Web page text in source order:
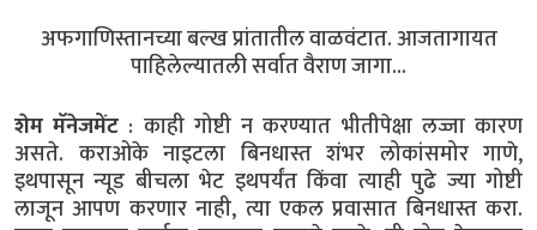
अफगाणिस्तानच्या बल्ख प्रांतातील वाळवंटात. आजतागायत
पाहिलेल्यातली सर्वात वैराण जागा...
शेम मॅनेजमेंट : काही गोष्टी न करण्यात भीतीपेक्षा लज्जा कारण
असते. कराओके नाइटला बिनधास्त शंभर लोकांसमोर गाणे,
इथपासून न्यूड बीचला भेट इथपर्यंत किंवा त्याही पुढे ज्या गोष्टी
लाजून आपण करणार नाही, त्या एकल प्रवासात बिनधास्त करा.